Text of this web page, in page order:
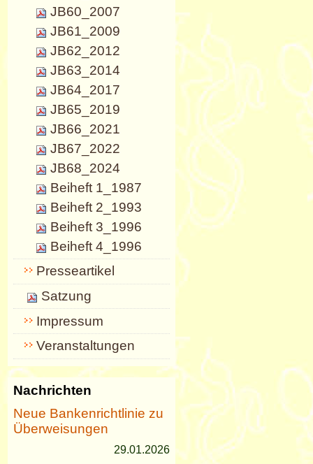
JB60_2007
JB61_2009
JB62_2012
JB63_2014
JB64_2017
JB65_2019
JB66_2021
JB67_2022
JB68_2024
Beiheft 1_1987
Beiheft 2_1993
Beiheft 3_1996
Beiheft 4_1996
Presseartikel
Satzung
Impressum
Veranstaltungen
Nachrichten
Neue Bankenrichtlinie zu
Überweisungen
29.01.2026